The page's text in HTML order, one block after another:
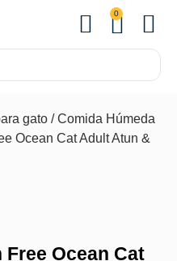
0
gato /Comida Húmeda
Ocean Cat Adult Atun &
Free Ocean Cat